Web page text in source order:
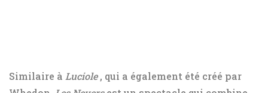
Similaire à Luciole, qui a également été créé par